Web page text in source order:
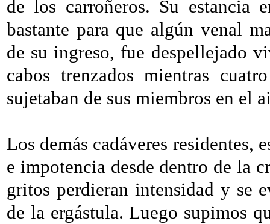
de los carroñeros. Su
bastante para que algún venal
de su ingreso, fue despellejado
cabos trenzados mientras
sujetaban de sus miembros en el
Los demás cadáveres residentes,
e impotencia desde dentro de la
gritos perdieran intensidad y se
de la ergástula. Luego supimos